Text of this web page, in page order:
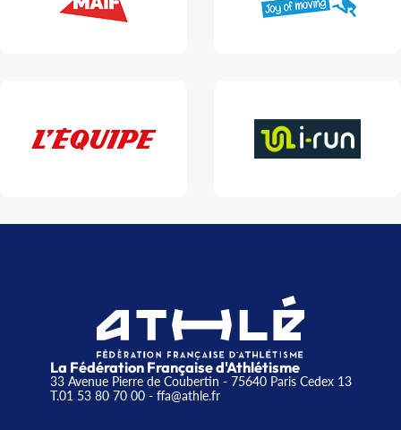
La Fédération Française d'Athlétisme
33 Avenue Pierre de Coubertin - 75640 Paris Cedex 13
T.01 53 80 70 00- ffa@athle.fr